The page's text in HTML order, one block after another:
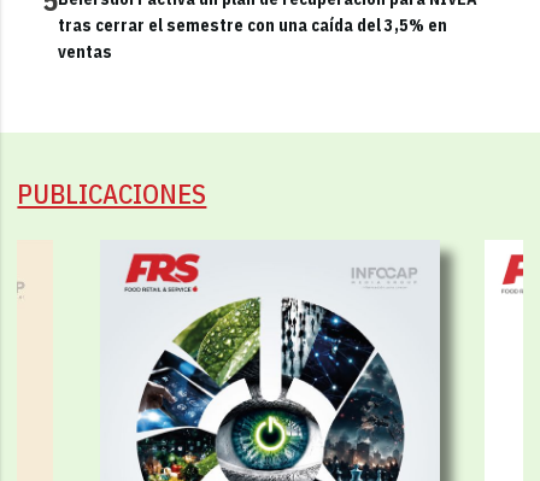
tras cerrar el semestre con una caída del 3,5% en
ventas
PUBLICACIONES